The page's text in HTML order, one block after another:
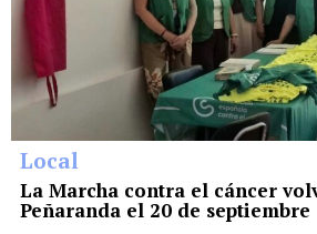
Local
La Marcha contra el cáncer
Peñaranda el 20 de septiembre